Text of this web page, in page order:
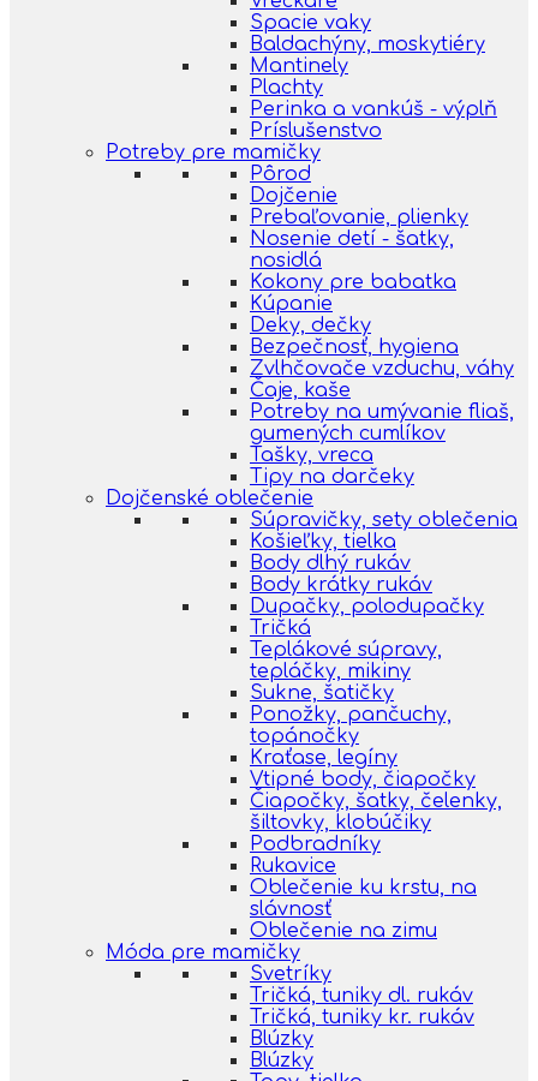
Spacie vaky
Baldachýny, moskytiéry
Mantinely
Plachty
Perinka a vankúš - výplň
Príslušenstvo
Potreby pre mamičky
Pôrod
Dojčenie
Prebaľovanie, plienky
Nosenie detí - šatky,
nosidlá
Kokony pre babatka
Kúpanie
Deky, dečky
Bezpečnosť, hygiena
Zvlhčovače vzduchu, váhy
Čaje, kaše
Potreby na umývanie fliaš,
gumených cumlíkov
Tašky, vreca
Tipy na darčeky
Dojčenské oblečenie
Súpravičky, sety oblečenia
Košieľky, tielka
Body dlhý rukáv
Body krátky rukáv
Dupačky, polodupačky
Tričká
Teplákové súpravy,
tepláčky, mikiny
Sukne, šatičky
Ponožky, pančuchy,
topánočky
Kraťase, legíny
Vtipné body, čiapočky
Čiapočky, šatky, čelenky,
šiltovky, klobúčiky
Podbradníky
Rukavice
Oblečenie ku krstu, na
slávnosť
Oblečenie na zimu
Móda pre mamičky
Svetríky
Tričká, tuniky dl. rukáv
Tričká, tuniky kr. rukáv
Blúzky
Blúzky